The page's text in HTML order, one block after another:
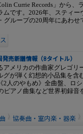
Currie Records」から、
です。2026年、スティー
グループの20周年にあわせ
売新譜情報（8タイトル）
アメリカの作曲家グレゴリ
グが弾く幻想的小品集を含
2人のやもめ》全曲盤、ロ
ピアノ曲集など世界初録音
協奏曲・室内楽・器楽